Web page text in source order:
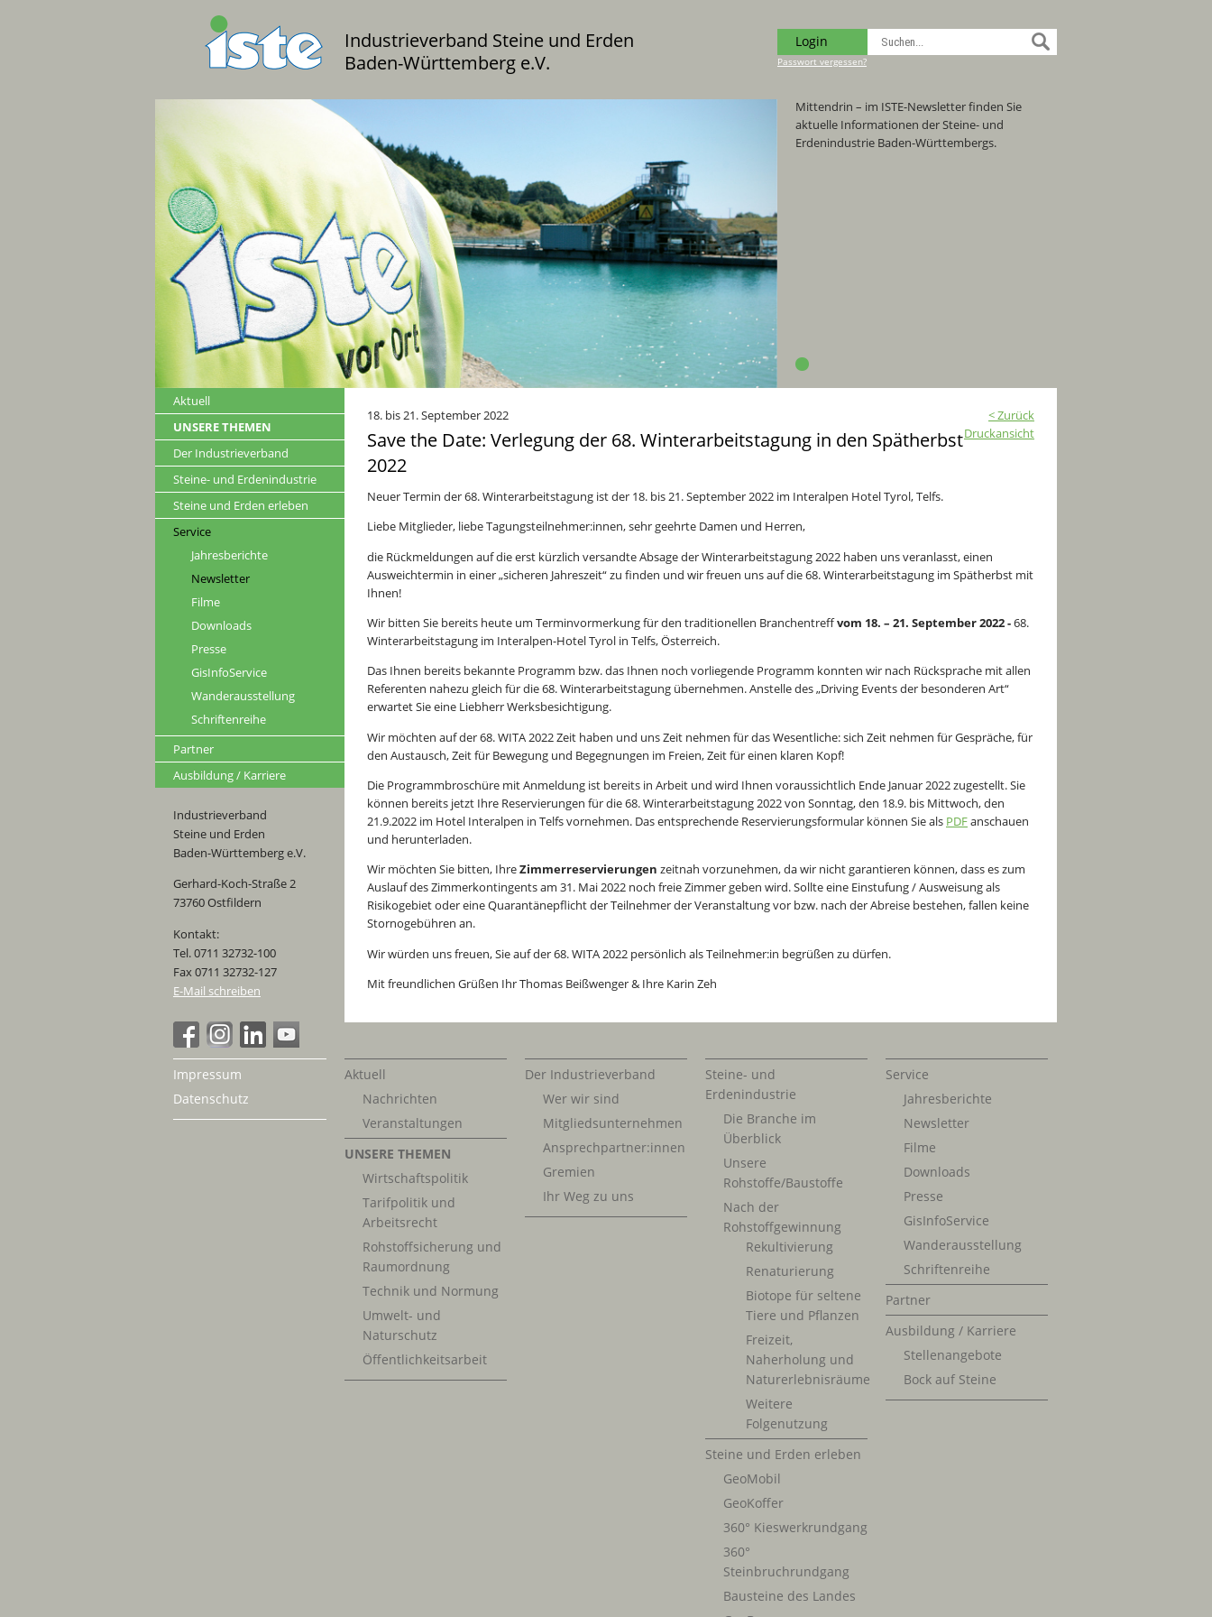
Industrieverband Steine und Erden
Baden-Württemberg e.V.
Login
Passwort vergessen?
Mittendrin – im ISTE-Newsletter finden Sie
aktuelle Informationen der Steine- und
Erdenindustrie Baden-Württembergs.
Aktuell
UNSERE THEMEN
Der Industrieverband
Steine- und Erdenindustrie
Steine und Erden erleben
Service
Jahresberichte
Newsletter
Filme
Downloads
Presse
GisInfoService
Wanderausstellung
Schriftenreihe
Partner
Ausbildung / Karriere
Industrieverband
Steine und Erden
Baden-Württemberg e.V.
Gerhard-Koch-Straße 2
73760 Ostfildern
Kontakt:
Tel. 0711 32732-100
Fax 0711 32732-127
E-Mail schreiben
< Zurück
Druckansicht
18. bis 21. September 2022
Save the Date: Verlegung der 68. Winterarbeitstagung in den Spätherbst
2022
Neuer Termin der 68. Winterarbeitstagung ist der 18. bis 21. September 2022 im Interalpen Hotel Tyrol, Telfs.
Liebe Mitglieder, liebe Tagungsteilnehmer:innen, sehr geehrte Damen und Herren,
die Rückmeldungen auf die erst kürzlich versandte Absage der Winterarbeitstagung 2022 haben uns veranlasst, einen
Ausweichtermin in einer „sicheren Jahreszeit“ zu finden und wir freuen uns auf die 68. Winterarbeitstagung im Spätherbst mit
Ihnen!
Wir bitten Sie bereits heute um Terminvormerkung für den traditionellen Branchentreffvom 18. – 21. September 2022 -68.
Winterarbeitstagung im Interalpen-Hotel Tyrol in Telfs, Österreich.
Das Ihnen bereits bekannte Programm bzw. das Ihnen noch vorliegende Programm konnten wir nach Rücksprache mit allen
Referenten nahezu gleich für die 68. Winterarbeitstagung übernehmen. Anstelle des „Driving Events der besonderen Art“
erwartet Sie eine Liebherr Werksbesichtigung.
Wir möchten auf der 68. WITA 2022 Zeit haben und uns Zeit nehmen für das Wesentliche: sich Zeit nehmen für Gespräche, für
den Austausch, Zeit für Bewegung und Begegnungen im Freien, Zeit für einen klaren Kopf!
Die Programmbroschüre mit Anmeldung ist bereits in Arbeit und wird Ihnen voraussichtlich Ende Januar 2022 zugestellt. Sie
können bereits jetzt Ihre Reservierungen für die 68. Winterarbeitstagung 2022 von Sonntag, den 18.9. bis Mittwoch, den
21.9.2022 im Hotel Interalpen in Telfs vornehmen. Das entsprechende Reservierungsformular können Sie als PDFanschauen
und herunterladen.
Wir möchten Sie bitten, IhreZimmerreservierungen zeitnah vorzunehmen, da wir nicht garantieren können, dass es zum
Auslauf des Zimmerkontingents am 31. Mai 2022 noch freie Zimmer geben wird. Sollte eine Einstufung / Ausweisung als
Risikogebiet oder eine Quarantänepflicht der Teilnehmer der Veranstaltung vor bzw. nach der Abreise bestehen, fallen keine
Stornogebühren an.
Wir würden uns freuen, Sie auf der 68. WITA 2022 persönlich als Teilnehmer:in begrüßen zu dürfen.
Mit freundlichen Grüßen Ihr Thomas Beißwenger & Ihre Karin Zeh
Impressum
Datenschutz
Aktuell
Nachrichten
Veranstaltungen
UNSERE THEMEN
Wirtschaftspolitik
Tarifpolitik und
Arbeitsrecht
Rohstoffsicherung und
Raumordnung
Technik und Normung
Umwelt- und
Naturschutz
Öffentlichkeitsarbeit
Der Industrieverband
Wer wir sind
Mitgliedsunternehmen
Ansprechpartner:innen
Gremien
Ihr Weg zu uns
Steine- und
Erdenindustrie
Die Branche im
Überblick
Unsere
Rohstoffe/Baustoffe
Nach der
Rohstoffgewinnung
Rekultivierung
Renaturierung
Biotope für seltene
Tiere und Pflanzen
Freizeit,
Naherholung und
Naturerlebnisräume
Weitere
Folgenutzung
Steine und Erden erleben
GeoMobil
GeoKoffer
360° Kieswerkrundgang
360°
Steinbruchrundgang
Bausteine des Landes
Service
Jahresberichte
Newsletter
Filme
Downloads
Presse
GisInfoService
Wanderausstellung
Schriftenreihe
Partner
Ausbildung / Karriere
Stellenangebote
Bock auf Steine